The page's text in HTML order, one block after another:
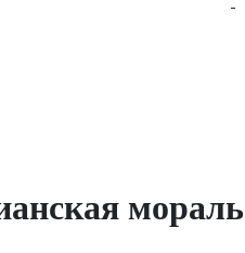
мораль